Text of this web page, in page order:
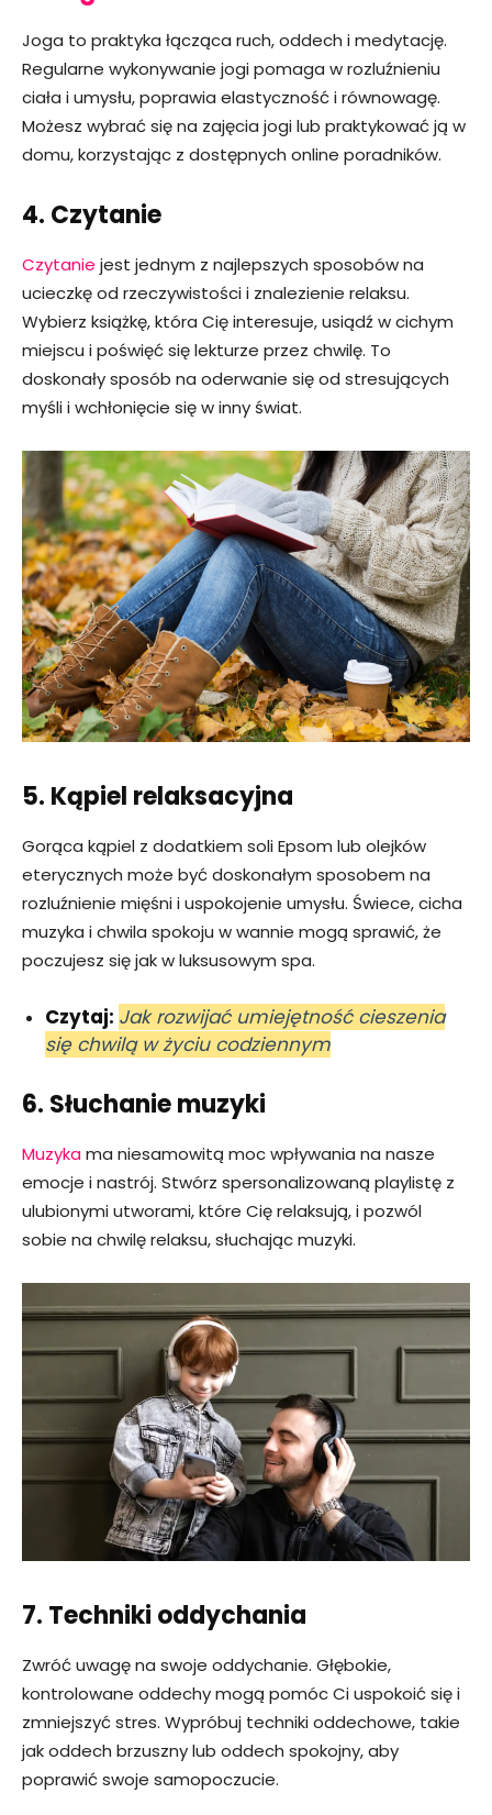
Joga to praktyka łącząca ruch, oddech i medytację.
Regularne wykonywanie jogi pomaga w rozluźnieniu
ciała i umysłu, poprawia elastyczność i równowagę.
Możesz wybrać się na zajęcia jogi lub praktykować ją w
domu, korzystając z dostępnych online poradników.
4. Czytanie
Czytanie jest jednym z najlepszych sposobów na
ucieczkę od rzeczywistości i znalezienie relaksu.
Wybierz książkę, która Cię interesuje, usiądź w cichym
miejscu i poświęć się lekturze przez chwilę. To
doskonały sposób na oderwanie się od stresujących
myśli i wchłonięcie się w inny świat.
5. Kąpiel relaksacyjna
Gorąca kąpiel z dodatkiem soli Epsom lub olejków
eterycznych może być doskonałym sposobem na
rozluźnienie mięśni i uspokojenie umysłu. Świece, cicha
muzyka i chwila spokoju w wannie mogą sprawić, że
poczujesz się jak w luksusowym spa.
Czytaj: Jak rozwijać umiejętność cieszenia
się chwilą w życiu codziennym
6. Słuchanie muzyki
Muzykama niesamowitą moc wpływania na nasze
emocje i nastrój. Stwórz spersonalizowaną playlistę z
ulubionymi utworami, które Cię relaksują, i pozwól
sobie na chwilę relaksu, słuchając muzyki.
7. Techniki oddychania
Zwróć uwagę na swoje oddychanie. Głębokie,
kontrolowane oddechy mogą pomóc Ci uspokoić się i
zmniejszyć stres. Wypróbuj techniki oddechowe, takie
jak oddech brzuszny lub oddech spokojny, aby
poprawić swoje samopoczucie.